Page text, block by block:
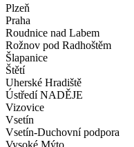
Plzeň
Praha
Roudnice nad Labem
Rožnov pod Radhoštěm
Šlapanice
Štětí
Uherské Hradiště
Ústředí NADĚJE
Vizovice
Vsetín
Vsetín-Duchovní podpora
Vysoké Mýto